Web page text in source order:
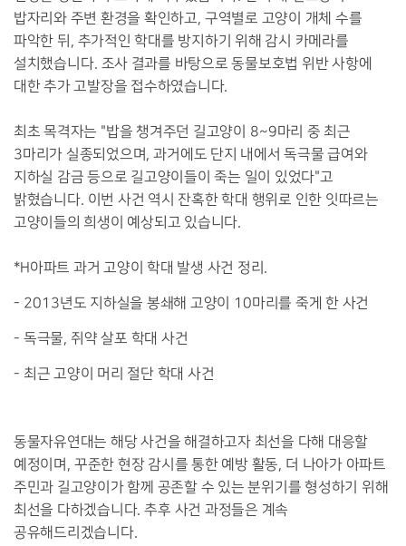
밥자리와 주변 환경을 확인하고, 구역별로 고양이 개체 수를
파악한 뒤 , 추가적인 학대를 방지하기 위해 감시 카메라를
설치했습니다. 조사 결과를 바탕으로 동물보호법 위반 사항에
대한 추가 고발장을 접수하였습니다.
최초 목격자는 "밥을 챙겨주던 길고양이 8~9마리 중 최근
3마리가 실종되었으며,과거에도 단지 내에서 독극물 급여와
지하실 감금 등으로 길고양이들이 죽는 일이 있었다"고
밝혔습니다. 이번 사건 역시 잔혹한 학대 행위로 인한 잇따르는
고양이들의 희생이 예상되고 있습니다.
*H아파트 과거 고양이 학대 발생 사건 정리 .
- 2013년도 지하실을 봉쇄해 고양이 10마리를 죽게 한 사건
- 독극물, 쥐약 살포 학대 사건
- 최근 고양이 머리 절단 학대 사건
동물자유연대는 해당 사건을 해결하고자 최선을 다해 대응할
예정이며 , 꾸준한 현장 감시를 통한 예방 활동, 더 나아가 아파트
주민과 길고양이가 함께 공존할 수 있는 분위기를 형성하기 위해
최선을 다하겠습니다.추후 사건 과정들은 계속
공유해드리겠습니다.